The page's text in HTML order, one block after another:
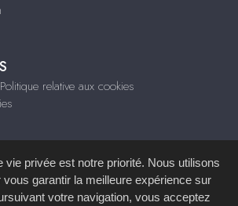
relative aux cookies
vie privée est notre priorité. Nous utilisons
garantir la meilleure expérience sur
votre navigation, vous acceptez